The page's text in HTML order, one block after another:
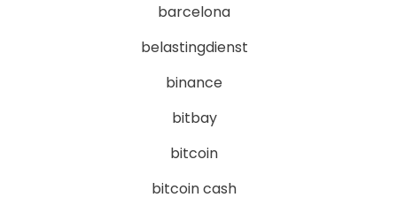
barcelona
belastingdienst
binance
bitbay
bitcoin
bitcoin cash